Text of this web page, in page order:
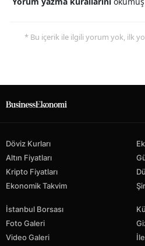
* Bu içerik ile ilgili yorum yok, ilk
Döviz Kurları
Altın Fiyatları
Kripto Fiyatları
Ekonomik Takvim
İstanbul Borsası
Foto Galeri
Video Galeri